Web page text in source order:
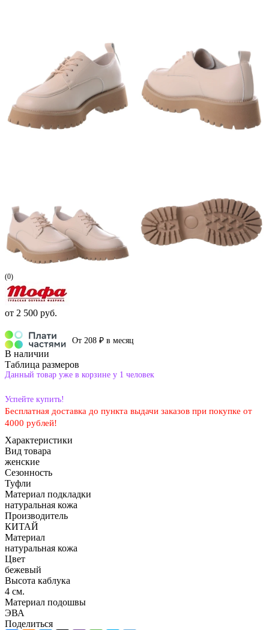
(0)
от 2 500 руб.
От 208 ₽ в месяц
В наличии
Таблица размеров
Данный товар уже в корзине у 1 человек
Успейте купить!
Бесплатная доставка до пункта выдачи заказов при покупке от
4000 рублей!
Характеристики
Вид товара
женские
Сезонность
Туфли
Материал подкладки
натуральная кожа
Производитель
КИТАЙ
Материал
натуральная кожа
Цвет
бежевый
Высота каблука
4 см.
Материал подошвы
ЭВА
Поделиться